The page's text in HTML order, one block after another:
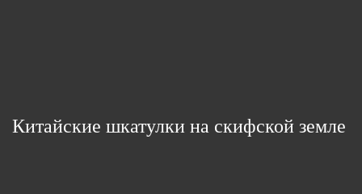
Китайские шкатулки на скифской земле